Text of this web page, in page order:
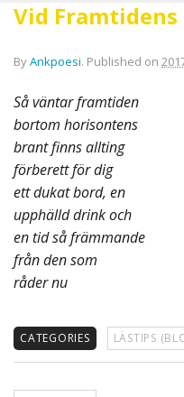
Vid Framtidens
ByAnkpoesi. Published on
Så väntar framtiden
bortom horisontens
brant finns allting
förberett för dig
ett dukat bord, en
upphälld drink och
en tid så främmande
från den som
råder nu
CATEGORIES LÄSTIPS